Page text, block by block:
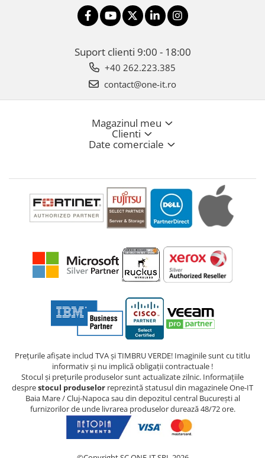
Suport clienti 9:00 - 18:00
+40 262.223.385
contact@one-it.ro
Magazinul meu
Clienti
Date comerciale
Prețurile afișate includ TVA și TIMBRU VERDE! Imaginile sunt cu titlu
informativ și nu implică obligații contractuale !
Stocul și prețurile produselor sunt actualizate zilnic. Informațiile
desprestocul produselor reprezintă statusul din magazinele One-IT
Baia Mare / Cluj-Napoca sau din depozitul central București al
furnizorilor de unde livrarea produselor durează 48/72 ore.